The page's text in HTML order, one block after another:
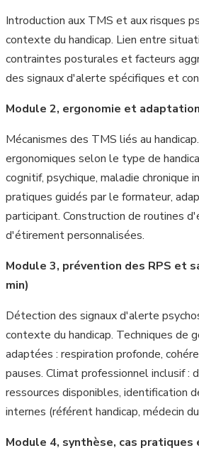
Introduction aux TMS et aux risques
contexte du handicap. Lien entre
contraintes posturales et facteurs
des signaux d'alerte spécifiques et
Module 2, ergonomie et
Mécanismes des TMS liés au
ergonomiques selon le type de
cognitif, psychique, maladie chronique
pratiques guidés par le formateur,
participant. Construction de routines
d'étirement personnalisées.
Module 3, prévention des RPS et
min)
Détection des signaux d'alerte
contexte du handicap. Techniques de
adaptées : respiration profonde,
pauses. Climat professionnel inclusif :
ressources disponibles, identification
internes (référent handicap, médecin
Module 4, synthèse, cas